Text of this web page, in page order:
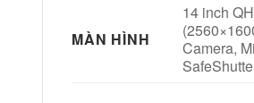
MÀN HÌNH
14 inch
Camera,